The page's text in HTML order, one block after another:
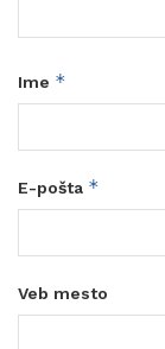
Ime *
E-pošta *
Veb mesto